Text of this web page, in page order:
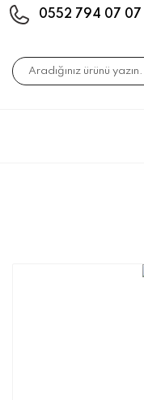
0552 794 07 07